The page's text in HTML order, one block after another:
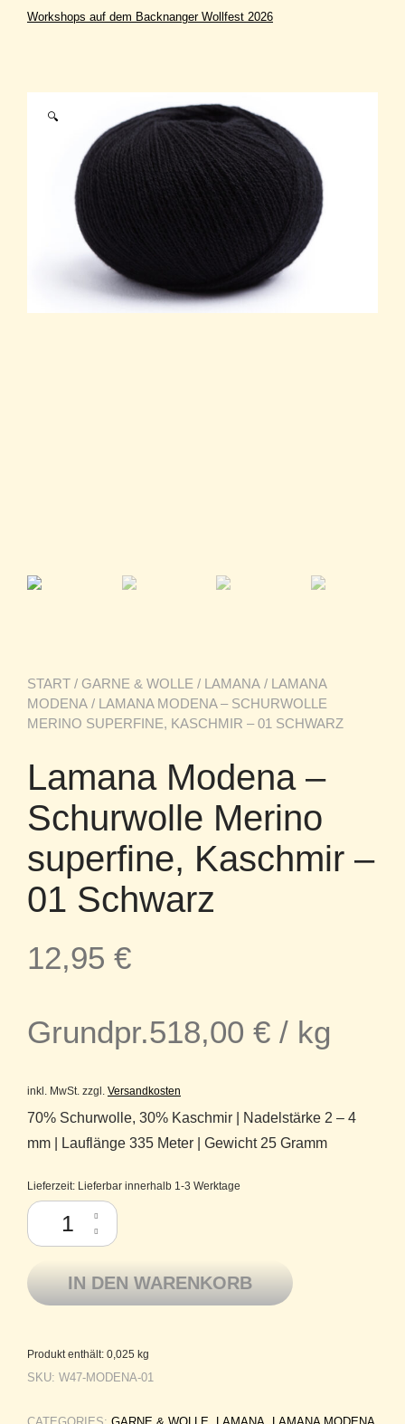
🔍
START / GARNE & WOLLE / LAMANA / LAMANA
MODENA / LAMANA MODENA – SCHURWOLLE
MERINO SUPERFINE, KASCHMIR – 01 SCHWARZ
Lamana Modena –
Schurwolle Merino
superfine, Kaschmir –
01 Schwarz
12,95 €
Grundpr.518,00 € / kg
inkl. MwSt. zzgl. Versandkosten
70% Schurwolle, 30% Kaschmir | Nadelstärke 2 – 4
mm | Lauflänge 335 Meter | Gewicht 25 Gramm
Lieferzeit: Lieferbar innerhalb 1-3 Werktage
Lamana Modena - Schurwolle Merino superfine, Kaschmir - 01 Schwarz
IN DEN WARENKORB
Produkt enthält: 0,025 kg
SKU: W47-MODENA-01
Workshops auf dem Backnanger Wollfest 2026